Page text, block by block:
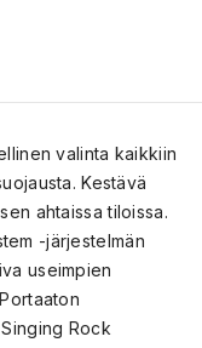
valinta kaikkiin
Kestävä
ahtaissa tiloissa.
-järjestelmän
useimpien
Rock